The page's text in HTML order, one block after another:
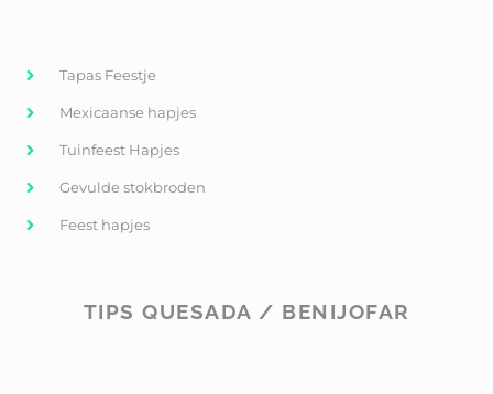
Tapas Feestje
Mexicaanse hapjes
Tuinfeest Hapjes
Gevulde stokbroden
Feest hapjes
TIPS QUESADA / BENIJOFAR